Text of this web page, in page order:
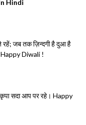
Hindi
जब तक ज़िन्दगी है दुआ है
Happy Diwali !
कृपा सदा आप पर रहे। Happy